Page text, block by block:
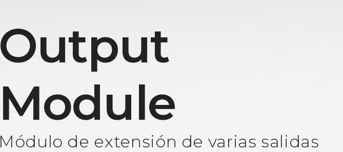
Output
Module
Módulo de extensión de varias salidas